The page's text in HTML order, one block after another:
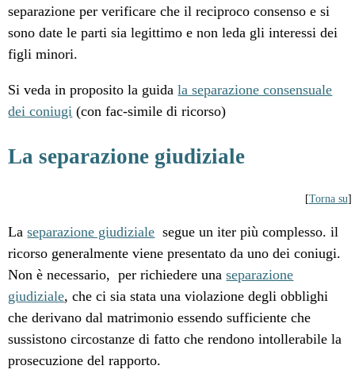
separazione per verificare che il reciproco consenso e si
sono date le parti sia legittimo e non leda gli interessi dei
figli minori.
Si veda in proposito la guidala separazione consensuale
dei coniugi (con fac-simile di ricorso)
La separazione giudiziale
[Torna su]
Laseparazione giudiziale segue un iter più complesso. il
ricorso generalmente viene presentato da uno dei coniugi.
Non è necessario, per richiedere unaseparazione
giudiziale, che ci sia stata una violazione degli obblighi
che derivano dal matrimonio essendo sufficiente che
sussistono circostanze di fatto che rendono intollerabile la
prosecuzione del rapporto.